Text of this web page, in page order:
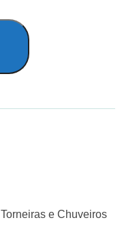
Torneiras e Chuveiros